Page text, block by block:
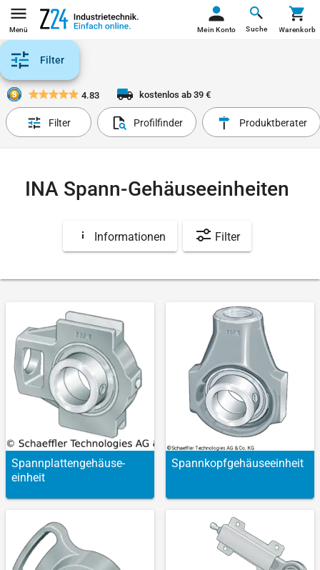
Menü Suche
Mein Konto Warenkorb
Filter
4.83 kostenlos ab 39 €
Filter Profilfinder Produktberater
INA Spann-Gehäuseeinheiten
Informationen Filter
Spannplatten­gehäuse­
einheit
Spannkopf­gehäuse­einheit